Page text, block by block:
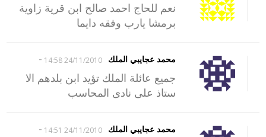
نعم للحاج احمد صالح ابن قرية زاوية
برمشا يارب وفقه دايما
محمد عجايبي الملك 24/11/2010 14:58
-
جميع عائلة الملك تؤيد ابن بلدهم الا
ستاذ على نادى المحاسب
محمد عجايبي الملك 24/11/2010 14:51
-